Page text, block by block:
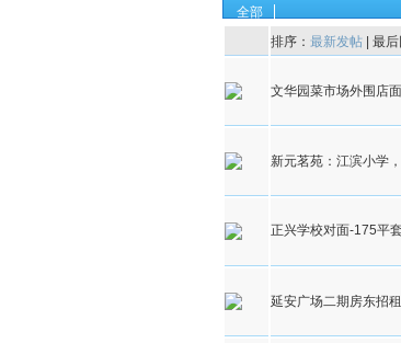
全部
排序： 最新发帖 最后
文华园菜市场外围店
新元茗苑：江滨小学
正兴学校对面-175平
延安广场二期房东招